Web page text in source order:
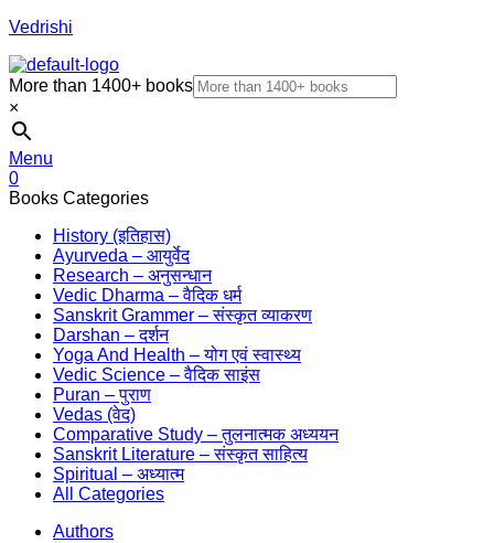
Vedrishi
More than 1400+ books
×
Menu
0
Books Categories
History (इतिहास)
Ayurveda – आयुर्वेद
Research – अनुसन्धान
Vedic Dharma – वैदिक धर्म
Sanskrit Grammer – संस्कृत व्याकरण
Darshan – दर्शन
Yoga And Health – योग एवं स्वास्थ्य
Vedic Science – वैदिक साइंस
Puran – पुराण
Vedas (वेद)
Comparative Study – तुलनात्मक अध्ययन
Sanskrit Literature – संस्कृत साहित्य
Spiritual – अध्यात्म
All Categories
Authors